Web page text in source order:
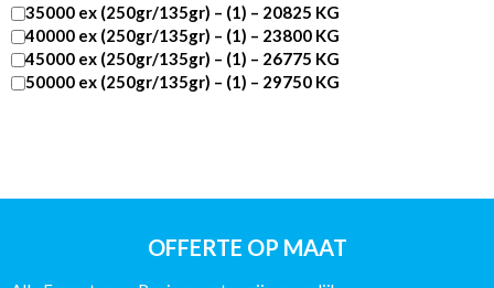
35000 ex (250gr/135gr) – (1) – 20825 KG
40000 ex (250gr/135gr) – (1) – 23800 KG
45000 ex (250gr/135gr) – (1) – 26775 KG
50000 ex (250gr/135gr) – (1) – 29750 KG
-
OFFERTE OP MAAT